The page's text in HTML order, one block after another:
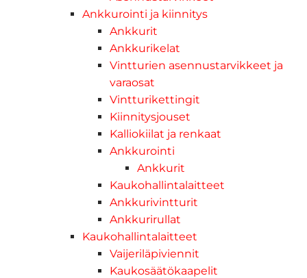
Ankkurointi ja kiinnitys
Ankkurit
Ankkurikelat
Vintturien asennustarvikkeet ja
varaosat
Vintturikettingit
Kiinnitysjouset
Kalliokiilat ja renkaat
Ankkurointi
Ankkurit
Kaukohallintalaitteet
Ankkurivintturit
Ankkurirullat
Kaukohallintalaitteet
Vaijeriläpiviennit
Kaukosäätökaapelit